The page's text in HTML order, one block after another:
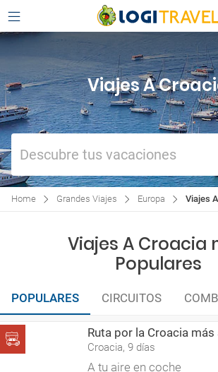
Viajes A
Descubre tus vacaciones
Home Grandes Viajes Europa Viajes
Viajes A Croacia
Populares
POPULARES CIRCUITOS
Ruta por la Croacia
Croacia, 9 días
A tu aire en coche